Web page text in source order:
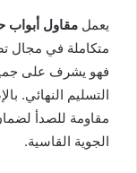
يعمل مقاول أبواب
متكاملة في مجال
فهو يشرف على
التسليم النهائي.
مقاومة للصدأ
الجوية القاسية.